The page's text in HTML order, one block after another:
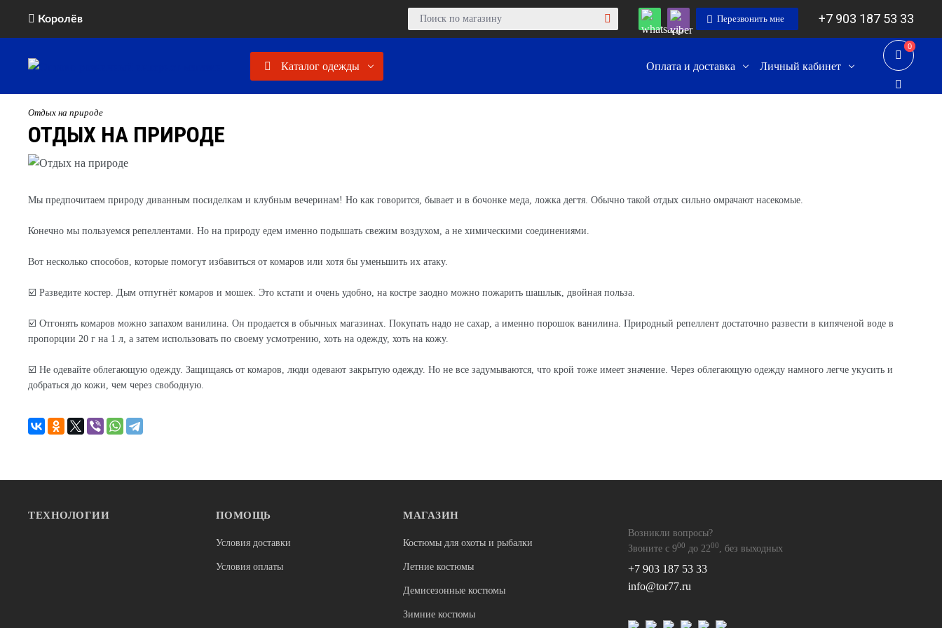
Королёв Перезвонить мне +7 903 187 53 33
0
0
Оплата и доставка Личный кабинет
Каталог одежды
Отдых на природе
ОТДЫХ НА ПРИРОДЕ
Мы предпочитаем природу диванным посиделкам и клубным вечеринам! Но как говорится, бывает и в бочонке меда, ложка дегтя. Обычно такой отдых сильно омрачают насекомые.
Конечно мы пользуемся репеллентами. Но на природу едем именно подышать свежим воздухом, а не химическими соединениями.
Вот несколько способов, которые помогут избавиться от комаров или хотя бы уменьшить их атаку.
☑️ Разведите костер. Дым отпугнёт комаров и мошек. Это кстати и очень удобно, на костре заодно можно пожарить шашлык, двойная польза.
☑️ Отгонять комаров можно запахом ванилина. Он продается в обычных магазинах. Покупать надо не сахар, а именно порошок ванилина. Природный репеллент достаточно развести в кипяченой воде в
пропорции 20 г на 1 л, а затем использовать по своему усмотрению, хоть на одежду, хоть на кожу.
☑️ Не одевайте облегающую одежду. Защищаясь от комаров, люди одевают закрытую одежду. Но не все задумываются, что крой тоже имеет значение. Через облегающую одежду намного легче укусить и
добраться до кожи, чем через свободную.
ТЕХНОЛОГИИ ПОМОЩЬ
Условия доставки
Условия оплаты
МАГАЗИН
Костюмы для охоты и рыбалки
Летние костюмы
Демисезонные костюмы
Зимние костюмы
Возникли вопросы?
Звоните с 900 до 2200, без выходных
+7 903 187 53 33
info@tor77.ru